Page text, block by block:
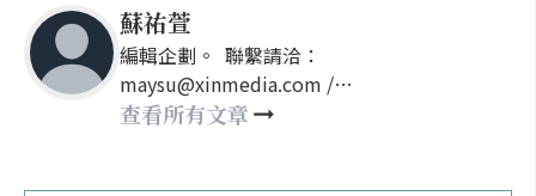
蘇祐萱
編輯企劃。 聯繫請洽：
maysu@xinmedia.com /
may860527@gmail.com
查看所有文章